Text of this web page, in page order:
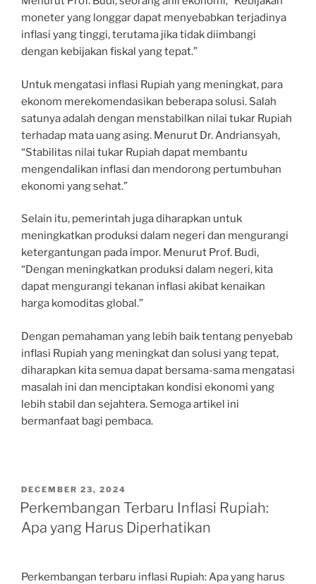
moneter yang longgar dapat menyebabkan terjadinya
inflasi yang tinggi, terutama jika tidak diimbangi
dengan kebijakan fiskal yang tepat.”
Untuk mengatasi inflasi Rupiah yang meningkat, para
ekonom merekomendasikan beberapa solusi. Salah
satunya adalah dengan menstabilkan nilai tukar Rupiah
terhadap mata uang asing. Menurut Dr. Andriansyah,
“Stabilitas nilai tukar Rupiah dapat membantu
mengendalikan inflasi dan mendorong pertumbuhan
ekonomi yang sehat.”
Selain itu, pemerintah juga diharapkan untuk
meningkatkan produksi dalam negeri dan mengurangi
ketergantungan pada impor. Menurut Prof. Budi,
“Dengan meningkatkan produksi dalam negeri, kita
dapat mengurangi tekanan inflasi akibat kenaikan
harga komoditas global.”
Dengan pemahaman yang lebih baik tentang penyebab
inflasi Rupiah yang meningkat dan solusi yang tepat,
diharapkan kita semua dapat bersama-sama mengatasi
masalah ini dan menciptakan kondisi ekonomi yang
lebih stabil dan sejahtera. Semoga artikel ini
bermanfaat bagi pembaca.
POSTED
ON
DECEMBER 23, 2024
Perkembangan Terbaru Inflasi Rupiah:
Apa yang Harus Diperhatikan
Perkembangan terbaru inflasi Rupiah: Apa yang harus